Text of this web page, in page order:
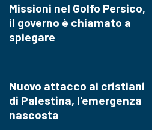
Missioni nel Golfo Persico,
il governo è chiamato a
spiegare
Nuovo attacco ai cristiani
di Palestina, l'emergenza
nascosta